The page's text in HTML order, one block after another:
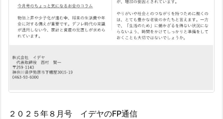
２０２５年８月号 イデヤのFP通信